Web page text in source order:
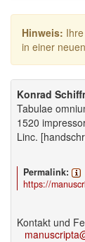
Hinweis:
in einer
Konrad
Tabulae
1520
Linc.
Permalink:
https://
Kontakt und